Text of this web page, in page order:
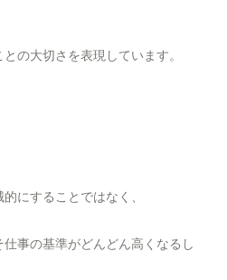
の大切さを表現しています。
にすることではなく、
事の基準がどんどん高くなるし